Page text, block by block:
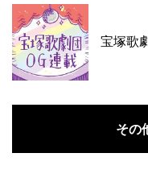
宝塚歌
その